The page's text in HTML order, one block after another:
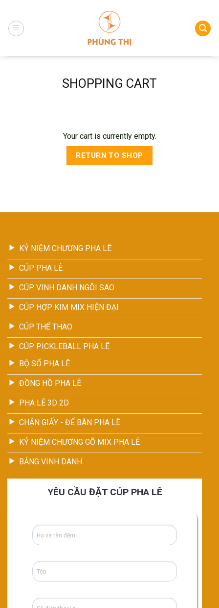
content
SHOPPING CART
Your cart is currently empty.
RETURN TO SHOP
KỶ NIỆM CHƯƠNG PHA LÊ
CÚP PHA LÊ
CÚP VINH DANH NGÔI SAO
CÚP HỢP KIM MIX HIỆN ĐẠI
CÚP THỂ THAO
CÚP PICKLEBALL PHA LÊ
BỘ SỐ PHA LÊ
ĐỒNG HỒ PHA LÊ
PHA LÊ 3D 2D
CHẶN GIẤY - ĐỂ BÀN PHA LÊ
KỶ NIỆM CHƯƠNG GỖ MIX PHA LÊ
BẢNG VINH DANH
YÊU CẦU ĐẶT CÚP PHA LÊ